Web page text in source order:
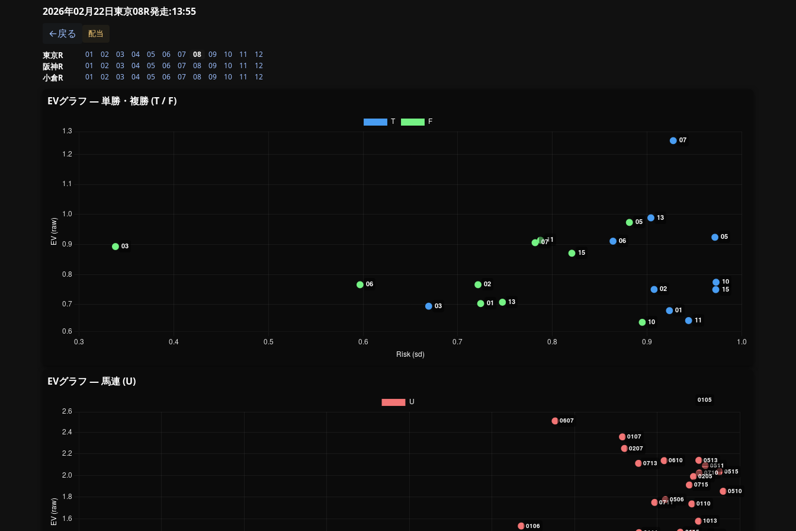
2026年02月22日東京08R発走:13:55
←戻る
配当
東京R 01 02 03 04 05 06 07 08 09 10 11 12
阪神R 01 02 03 04 05 06 07 08 09 10 11 12
小倉R 01 02 03 04 05 06 07 08 09 10 11 12
EVグラフ — 単勝・複勝 (T / F)
EVグラフ — 馬連 (U)